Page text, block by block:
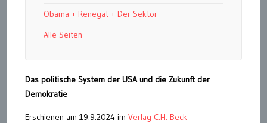
Obama + Renegat + Der Sektor
Alle Seiten
Das politische System der USA und die Zukunft der
Demokratie
Erschienen am 19.9.2024 im Verlag C.H. Beck